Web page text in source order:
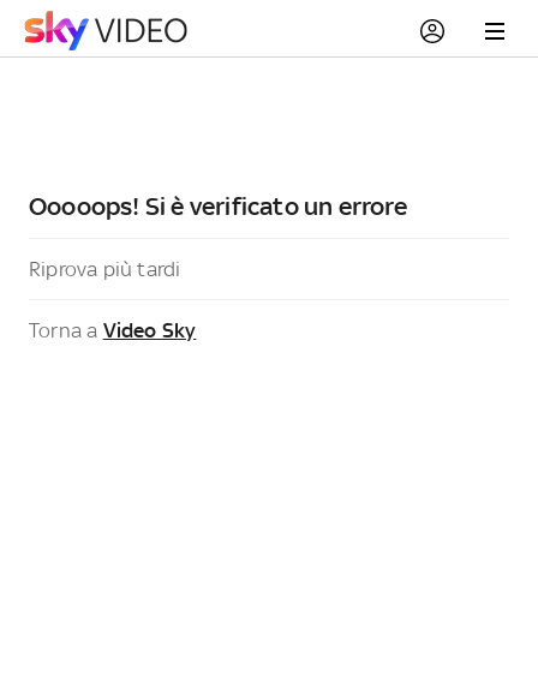
Ooooops! Si è verificato un errore
Riprova più tardi
Torna a Video Sky